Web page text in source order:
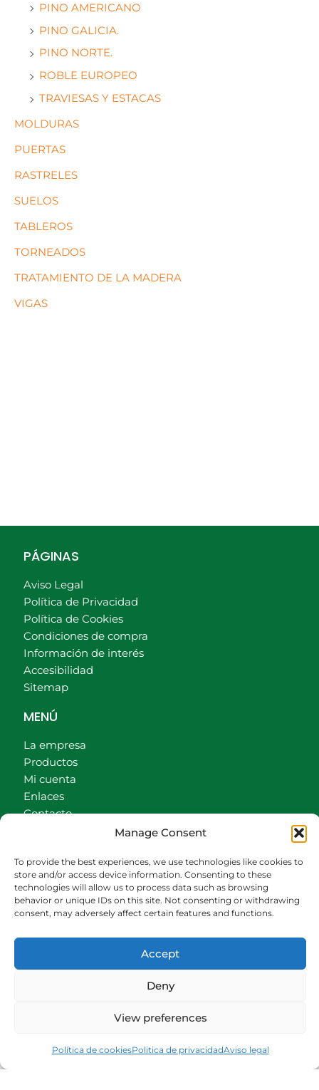
Manage Consent
To provide the best experiences, we use technologies like cookies to
store and/or access device information. Consenting to these
technologies will allow us to process data such as browsing
behavior or unique IDs on this site. Not consenting or withdrawing
consent, may adversely affect certain features and functions.
Accept
Deny
View preferences
Política de cookiesPolitica de privacidadAviso legal
PINO AMERICANO
PINO GALICIA.
PINO NORTE.
ROBLE EUROPEO
TRAVIESAS Y ESTACAS
MOLDURAS
PUERTAS
RASTRELES
SUELOS
TABLEROS
TORNEADOS
TRATAMIENTO DE LA MADERA
VIGAS
PÁGINAS
Aviso Legal
Política de Privacidad
Política de Cookies
Condiciones de compra
Información de interés
Accesibilidad
Sitemap
MENÚ
La empresa
Productos
Mi cuenta
Enlaces
Contacto
CONTACTO
942540013
696426646
609472979
comercial@bediaycabarga.com
Fdez. Hontoria 20. Astillero. 39610 Cantabria
De lunes a viernes de 8:30 a 13:00 y de 15:00 a
Webmaster: Nuética Informática